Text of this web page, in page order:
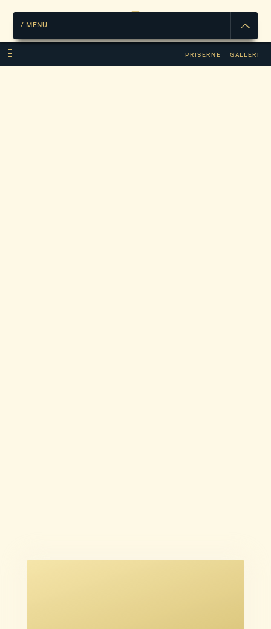
PRISERNE GALLERI
/ MENU